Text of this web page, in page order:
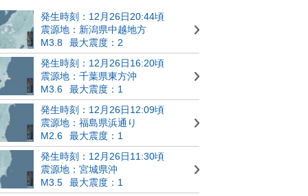
発生時刻：12月26日20:44頃
震源地：新潟県中越地方
M3.8
最大震度：2
発生時刻：12月26日16:20頃
震源地：千葉県東方沖
M3.6
最大震度：1
発生時刻：12月26日12:09頃
震源地：福島県浜通り
M2.6
最大震度：1
発生時刻：12月26日11:30頃
震源地：宮城県沖
M3.5
最大震度：1